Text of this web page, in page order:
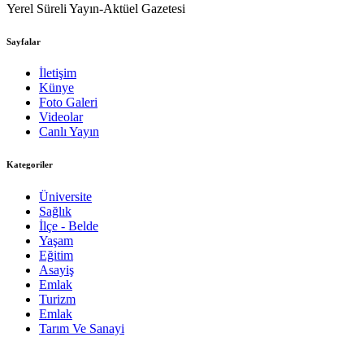
Yerel Süreli Yayın-Aktüel Gazetesi
Sayfalar
İletişim
Künye
Foto Galeri
Videolar
Canlı Yayın
Kategoriler
Üniversite
Sağlık
İlçe - Belde
Yaşam
Eğitim
Asayiş
Emlak
Turizm
Emlak
Tarım Ve Sanayi